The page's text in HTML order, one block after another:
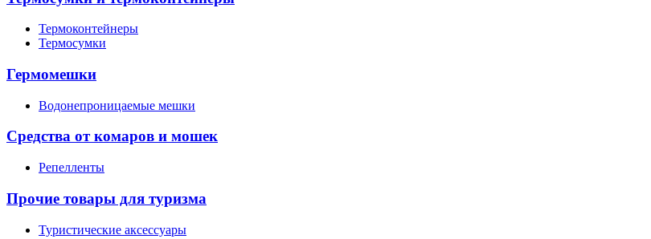
Термоконтейнеры
Термосумки
Гермомешки
Водонепроницаемые мешки
Средства от комаров и мошек
Репелленты
Прочие товары для туризма
Туристические аксессуары